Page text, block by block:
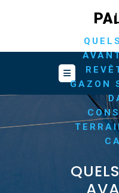
GAZON